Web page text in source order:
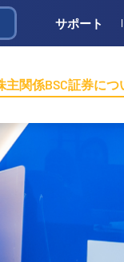
サポート
主関係BSC証券につ